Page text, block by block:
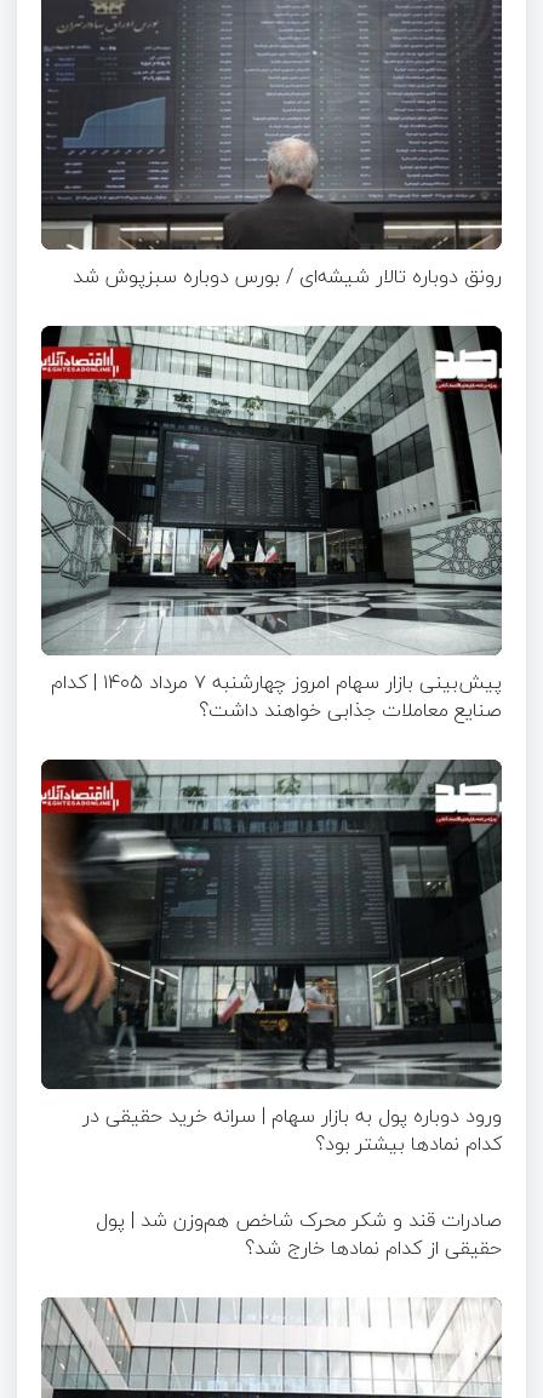
رونق دوباره تالار شیشه‌ای / بورس دوباره سبزپوش شد
پیش‌بینی بازار سهام امروز چهارشنبه ۷ مرداد ۱۴۰۵ | کدام
صنایع معاملات جذابی خواهند داشت؟
ورود دوباره پول به بازار سهام | سرانه خرید حقیقی در
کدام نماد‌ها بیشتر بود؟
صادرات قند و شکر محرک شاخص هم‌وزن شد | پول
حقیقی از کدام نماد‌ها خارج شد؟